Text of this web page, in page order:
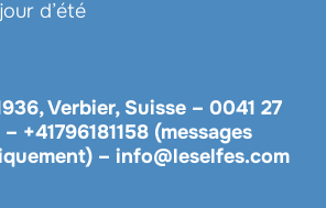
d’été
Verbier, Suisse – 0041 27
– +41796181158 (messages
–info@leselfes.com